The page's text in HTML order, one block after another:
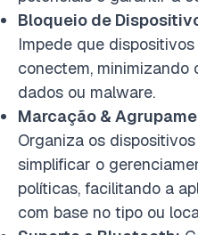
Bloqueio de
Impede que
conectem,
dados ou malware.
Marcação &
Organiza os
simplificar o
políticas, facilitando a
com base no tipo ou